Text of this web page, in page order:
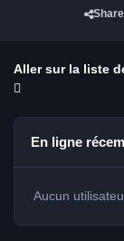
Share
Aller sur la liste
En ligne
Aucun